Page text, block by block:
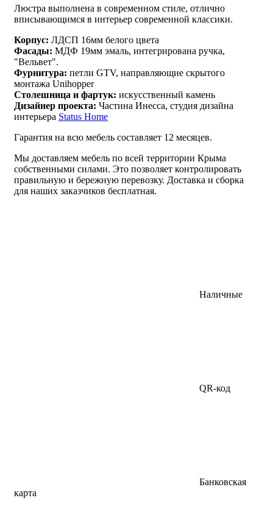
Люстра выполнена в современном стиле, отлично
вписывающимся в интерьер современной классики.
Корпус: ЛДСП 16мм белого цвета
Фасады: МДФ 19мм эмаль, интегрирована ручка,
"Вельвет".
Фурнитура: петли GTV, направляющие скрытого
монтажа Unihopper
Столешница и фартук: искусственный камень
Дизайнер проекта: Частина Инесса, студия дизайна
интерьера Status Home
Гарантия на всю мебель составляет 12 месяцев.
Мы доставляем мебель по всей территории Крыма
собственными силами. Это позволяет контролировать
правильную и бережную перевозку. Доставка и сборка
для наших заказчиков бесплатная.
Наличные
QR-код
Банковская
карта